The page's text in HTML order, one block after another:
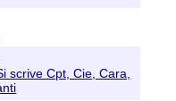
scrive Cpt, Cie, Cara,